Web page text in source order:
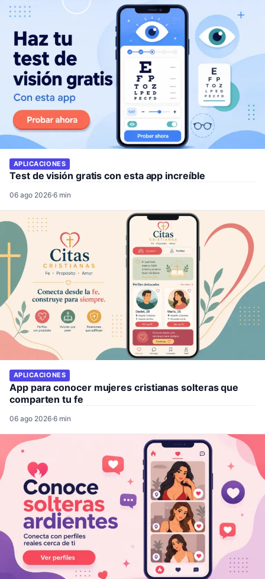
APLICACIONES
Test de visión gratis con esta app increíble
06 ago 2026·6 min
APLICACIONES
App para conocer mujeres cristianas solteras que
comparten tu fe
06 ago 2026·6 min